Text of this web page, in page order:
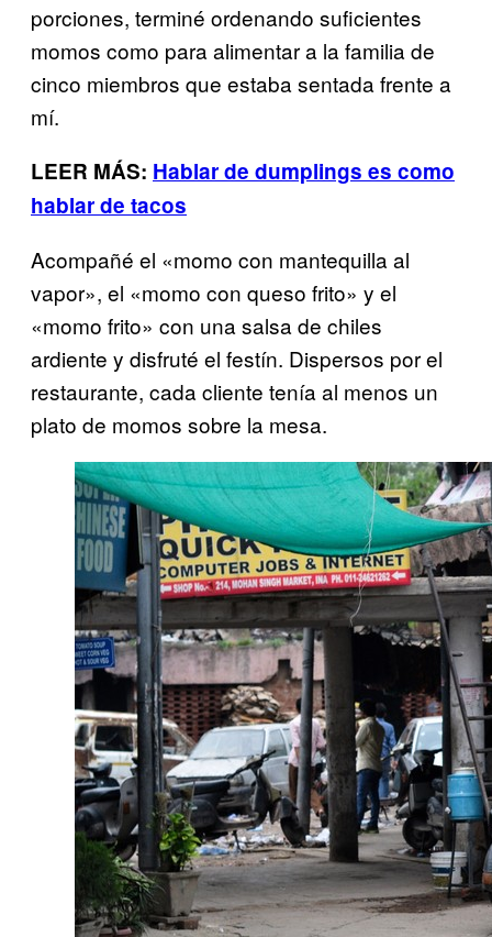
porciones, terminé ordenando suficientes
momos como para alimentar a la familia de
cinco miembros que estaba sentada frente a
mí.
LEER MÁS: Hablar de dumplings es como
hablar de tacos
Acompañé el «momo con mantequilla al
vapor», el «momo con queso frito» y el
«momo frito» con una salsa de chiles
ardiente y disfruté el festín. Dispersos por el
restaurante, cada cliente tenía al menos un
plato de momos sobre la mesa.